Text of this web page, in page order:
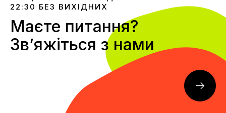
22:30 БЕЗ ВИХІДНИХ
Маєте питання?
Звʼяжіться з нами